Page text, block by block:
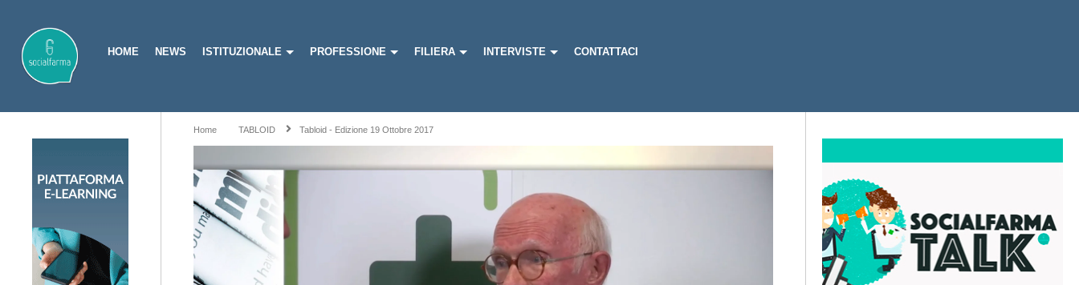
HOME NEWS ISTITUZIONALE PROFESSIONE FILIERA INTERVISTE CONTATTACI
Home TABLOID Tabloid - Edizione 19 Ottobre 2017